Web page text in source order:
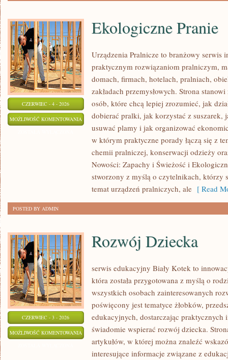
CZERWIEC - 4 - 2026
MOŻLIWOŚĆ KOMENTOWANIA EKOLOGICZNE
PRANIE
Ekologiczne Pranie
Urządzenia Pralnicze to branżowy serwis
praktycznym rozwiązaniom pralniczym,
domach, firmach, hotelach, pralniach,
zakładach przemysłowych. Strona
osób, które chcą lepiej zrozumieć, jak
dobierać pralki, jak korzystać z suszarek,
usuwać plamy i jak organizować
w którym praktyczne porady łączą się z
chemii pralniczej, konserwacji odzieży
Nowości: Zapachy i Świeżość i
stworzony z myślą o czytelnikach, którzy
temat urządzeń pralniczych, ale [ Read
POSTED BY ADMIN
CZERWIEC - 3 - 2026
MOŻLIWOŚĆ KOMENTOWANIA ROZWÓJ
DZIECKA
Rozwój Dziecka
serwis edukacyjny Biały Kotek to
która została przygotowana z myślą o
wszystkich osobach zainteresowanych
poświęcony jest tematyce żłobków,
edukacyjnych, dostarczając
świadomie wspierać rozwój dziecka.
artykułów, w której można znaleźć
interesujące informacje związane z